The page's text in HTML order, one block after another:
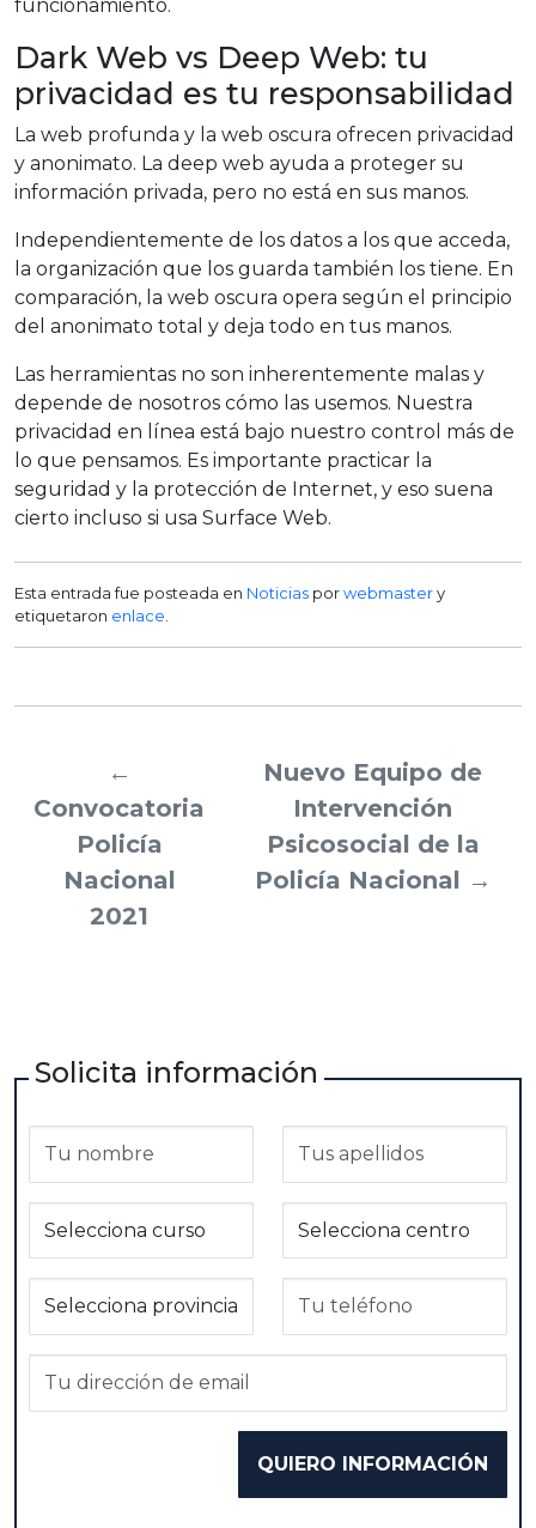
funcionamiento.
Dark Web vs Deep Web: tu
privacidad es tu responsabilidad
La web profunda y la web oscura ofrecen privacidad
y anonimato. La deep web ayuda a proteger su
información privada, pero no está en sus manos.
Independientemente de los datos a los que acceda,
la organización que los guarda también los tiene. En
comparación, la web oscura opera según el principio
del anonimato total y deja todo en tus manos.
Las herramientas no son inherentemente malas y
depende de nosotros cómo las usemos. Nuestra
privacidad en línea está bajo nuestro control más de
lo que pensamos. Es importante practicar la
seguridad y la protección de Internet, y eso suena
cierto incluso si usa Surface Web.
Esta entrada fue posteada en Noticias porwebmastery
etiquetaron enlace.
←
Convocatoria
Policía
Nacional
2021
Nuevo Equipo de
Intervención
Psicosocial de la
Policía Nacional →
Solicita información